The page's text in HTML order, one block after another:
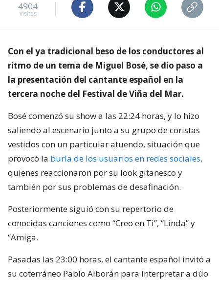
4904
visitas
Con el ya tradicional beso de los conductores al
ritmo de un tema de Miguel Bosé, se dio paso a
la presentación del cantante español en la
tercera noche del Festival de Viña del Mar.
Bosé comenzó su show a las 22:24 horas, y lo hizo
saliendo al escenario junto a su grupo de coristas
vestidos con un particular atuendo, situación que
provocó la burla de los usuarios en redes sociales,
quienes reaccionaron por su look gitanesco y
también por sus problemas de desafinación.
Posteriormente siguió con su repertorio de
conocidas canciones como “Creo en Ti”, “Linda” y
“Amiga.
Pasadas las 23:00 horas, el cantante español invitó a
su coterráneo Pablo Alborán para interpretar a dúo